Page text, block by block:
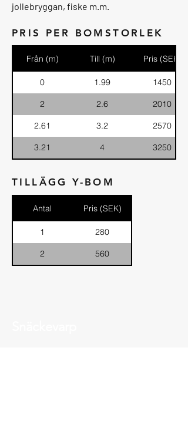
jollebryggan, fiske m.m.
PRIS PER BOMSTORLEK
Från (m) Till (m) Pris (SEK)
0 1.99 1450
2 2.6 2010
2.61 3.2 2570
3.21 4 3250
TILLÄGG Y-BOM
Antal Pris (SEK)
1 280
2 560